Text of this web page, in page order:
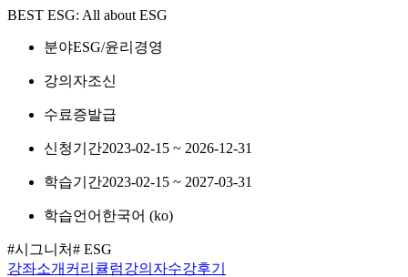
BEST ESG: All about ESG
분야ESG/윤리경영
강의자조신
수료증발급
신청기간2023-02-15 ~ 2026-12-31
학습기간2023-02-15 ~ 2027-03-31
학습언어 한국어 ‎(ko)‎
#시그니처# ESG
강좌소개 커리큘럼강의자수강후기